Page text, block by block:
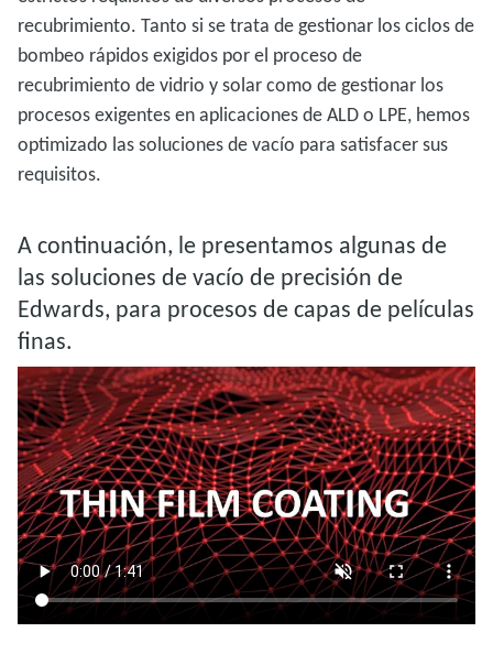
recubrimiento. Tanto si se trata de gestionar los ciclos de
bombeo rápidos exigidos por el proceso de
recubrimiento de vidrio y solar como de gestionar los
procesos exigentes en aplicaciones de ALD o LPE, hemos
optimizado las soluciones de vacío para satisfacer sus
requisitos.
A continuación, le presentamos algunas de
las soluciones de vacío de precisión de
Edwards, para procesos de capas de películas
finas.